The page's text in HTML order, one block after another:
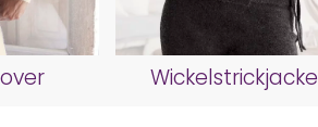
Wickelstrickjacke